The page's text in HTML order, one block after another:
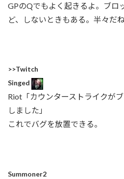
GPのQでもよく起きるよ。ブロ
ど、しないときもある。半々だね
>>Twitch
Singed
Riot「カウンターストライクが
しました」
これでバグを放置できる。
Summoner2